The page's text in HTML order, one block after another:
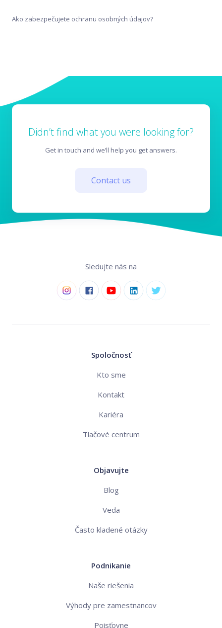
Ako zabezpečujete ochranu osobných údajov?
Didn’t find what you were looking for?
Get in touch and we’ll help you get answers.
Contact us
Sledujte nás na
Spoločnosť
Kto sme
Kontakt
Kariéra
Tlačové centrum
Objavujte
Blog
Veda
Často kladené otázky
Podnikanie
Naše riešenia
Výhody pre zamestnancov
Poisťovne